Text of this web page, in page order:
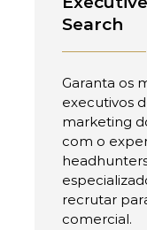
Search
Garanta os
executivos
marketing
com o
recrutar
comercial.